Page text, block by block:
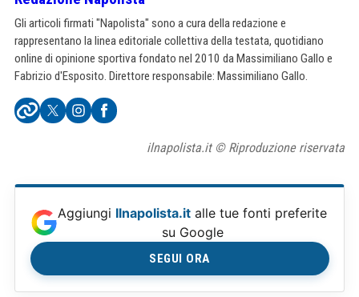
Gli articoli firmati "Napolista" sono a cura della redazione e
rappresentano la linea editoriale collettiva della testata, quotidiano
online di opinione sportiva fondato nel 2010 da Massimiliano Gallo e
Fabrizio d'Esposito. Direttore responsabile: Massimiliano Gallo.
ilnapolista.it © Riproduzione riservata
Aggiungi Ilnapolista.it alle tue fonti preferite
su Google
SEGUI ORA